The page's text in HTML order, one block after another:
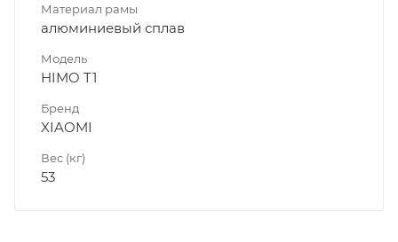
Материал рамы
алюминиевый сплав
Модель
HIMO T1
Бренд
XIAOMI
Вес (кг)
53